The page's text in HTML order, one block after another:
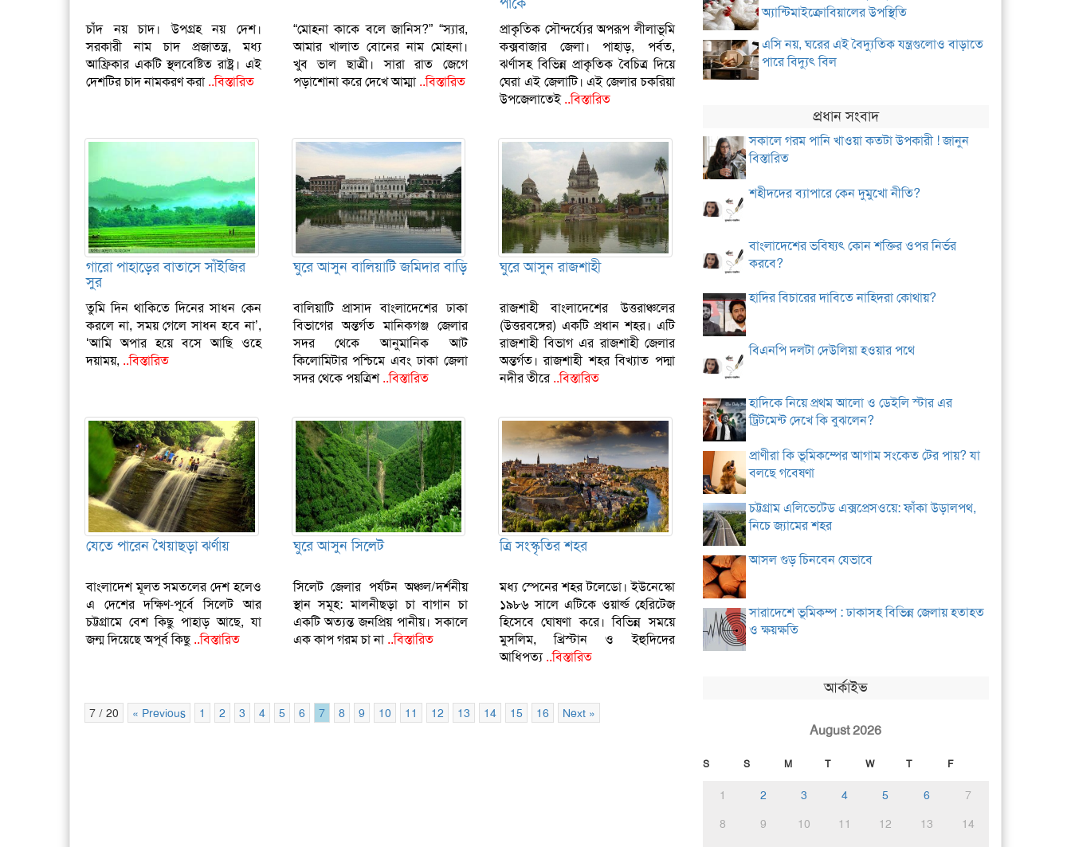
চাঁদ নয় চাদ। উপগ্রহ নয় দেশ।
সরকারী নাম চাদ প্রজাতন্ত্র, মধ্য
আফ্রিকার একটি স্থলবেষ্টিত রাষ্ট্র। এই
দেশটির চাদ নামকরণ করা..বিস্তারিত
“মোহনা কাকে বলে জানিস?” “স্যার,
আমার খালাত বোনের নাম মোহনা।
খুব ভাল ছাত্রী। সারা রাত জেগে
পড়াশোনা করে দেখে আম্মা..বিস্তারিত
প্রাকৃতিক সৌন্দর্য্যের অপরূপ লীলাভূমি
কক্সবাজার জেলা। পাহাড়, পর্বত,
ঝর্ণাসহ বিভিন্ন প্রাকৃতিক বৈচিত্র দিয়ে
ঘেরা এই জেলাটি। এই জেলার চকরিয়া
উপজেলাতেই..বিস্তারিত
গারো পাহাড়ের বাতাসে সাঁইজির
সুর
তুমি দিন থাকিতে দিনের সাধন কেন
করলে না, সময় গেলে সাধন হবে না’,
‘আমি অপার হয়ে বসে আছি ওহে
দয়াময়, ..বিস্তারিত
ঘুরে আসুন বালিয়াটি জমিদার বাড়ি
বালিয়াটি প্রাসাদ বাংলাদেশের ঢাকা
বিভাগের অন্তর্গত মানিকগঞ্জ জেলার
সদর থেকে আনুমানিক আট
কিলোমিটার পশ্চিমে এবং ঢাকা জেলা
সদর থেকে পয়ত্রিশ..বিস্তারিত
ঘুরে আসুন রাজশাহী
রাজশাহী বাংলাদেশের উত্তরাঞ্চলের
(উত্তরবঙ্গের) একটি প্রধান শহর। এটি
রাজশাহী বিভাগ এর রাজশাহী জেলার
অন্তর্গত। রাজশাহী শহর বিখ্যাত পদ্মা
নদীর তীরে..বিস্তারিত
যেতে পারেন খৈয়াছড়া ঝর্ণায়
বাংলাদেশ মূলত সমতলের দেশ হলেও
এ দেশের দক্ষিণ-পূর্বে সিলেট আর
চট্টগ্রামে বেশ কিছু পাহাড় আছে, যা
জন্ম দিয়েছে অপূর্ব কিছু ..বিস্তারিত
ঘুরে আসুন সিলেট
সিলেট জেলার পর্যটন অঞ্চল/দর্শনীয়
স্থান সমূহ: মালনীছড়া চা বাগান চা
একটি অত্যন্ত জনপ্রিয় পানীয়। সকালে
এক কাপ গরম চা না..বিস্তারিত
ত্রি সংস্কৃতির শহর
মধ্য স্পেনের শহর টলেডো। ইউনেস্কো
১৯৮৬ সালে এটিকে ওয়ার্ল্ড হেরিটেজ
হিসেবে ঘোষণা করে। বিভিন্ন সময়ে
মুসলিম, খ্রিস্টান ও ইহুদিদের
আধিপত্য..বিস্তারিত
7 / 20 « Previous 1 2 3 4 5 6 7 8 9 10 11 12 13 14 15 16 Next »
অ্যান্টিমাইক্রোবিয়ালের উপস্থিতি
এসি নয়, ঘরের এই বৈদ্যুতিক যন্ত্রগুলোও বাড়াতে
পারে বিদ্যুৎ বিল
প্রধান সংবাদ
সকালে গরম পানি খাওয়া কতটা উপকারী ! জানুন
বিস্তারিত
শহীদদের ব্যাপারে কেন দুমুখো নীতি?
বাংলাদেশের ভবিষ্যৎ কোন শক্তির ওপর নির্ভর
করবে?
হাদির বিচারের দাবিতে নাহিদরা কোথায়?
বিএনপি দলটা দেউলিয়া হওয়ার পথে
হাদিকে নিয়ে প্রথম আলো ও ডেইলি স্টার এর
ট্রিটমেন্ট দেখে কি বুঝলেন?
প্রাণীরা কি ভূমিকম্পের আগাম সংকেত টের পায়? যা
বলছে গবেষণা
চট্টগ্রাম এলিভেটেড এক্সপ্রেসওয়ে: ফাঁকা উড়ালপথ,
নিচে জ্যামের শহর
আসল গুড় চিনবেন যেভাবে
সারাদেশে ভূমিকম্প : ঢাকাসহ বিভিন্ন জেলায় হতাহত
ও ক্ষয়ক্ষতি
আর্কাইভ
August 2026
S S M T W T F
1 2 3 4 5 6
7
8
9 10 11 12 13
14